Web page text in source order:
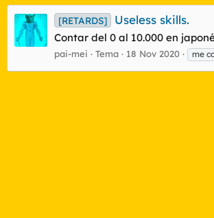
[RETARDS] Useless skills.
Contar del 0 al 10.000 en
pai-mei Tema 18 Nov 2020 me